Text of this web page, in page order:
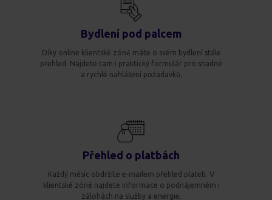
Bydlení pod palcem
Díky online klientské zóně máte o svém bydlení stále
přehled. Najdete tam i praktický formulář pro snadné
a rychlé nahlášení požadavků.
Přehled o platbách
Každý měsíc obdržíte e-mailem přehled plateb. V
klientské zóně najdete informace o podnájemném i
zálohách na služby a energie.